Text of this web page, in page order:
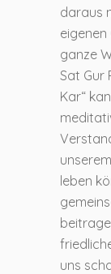
daraus
ganze
Sat Gur
Kar“
leben
uns